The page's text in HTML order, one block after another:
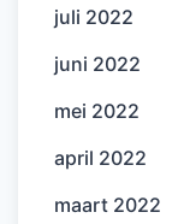
juli 2022
juni 2022
mei 2022
april 2022
maart 2022